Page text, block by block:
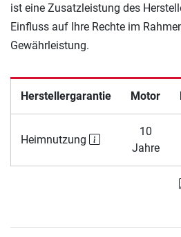
ist eine Zusatzleistung des
Einfluss auf Ihre Rechte im
Gewährleistung.
Herstellergarantie Motor
Heimnutzung
10
Jahre